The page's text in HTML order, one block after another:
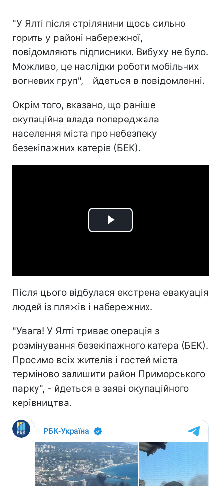
"У Ялті після стрілянини щось сильно
горить у районі набережної,
повідомляють підписники. Вибуху не було.
Можливо, це наслідки роботи мобільних
вогневих груп", - йдеться в повідомленні.
Окрім того, вказано, що раніше
окупаційна влада попереджала
населення міста про небезпеку
безекіпажних катерів (БЕК).
Play
Після цього відбулася екстрена евакуація
людей із пляжів і набережних.
"Увага! У Ялті триває операція з
розмінування безекіпажного катера (БЕК).
Просимо всіх жителів і гостей міста
терміново залишити район Приморського
парку", - йдеться в заяві окупаційного
керівництва.